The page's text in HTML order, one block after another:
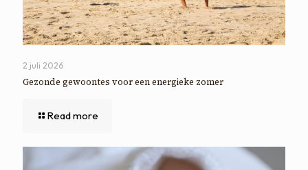
2 juli 2026
Gezonde gewoontes voor een energieke zomer
Read more